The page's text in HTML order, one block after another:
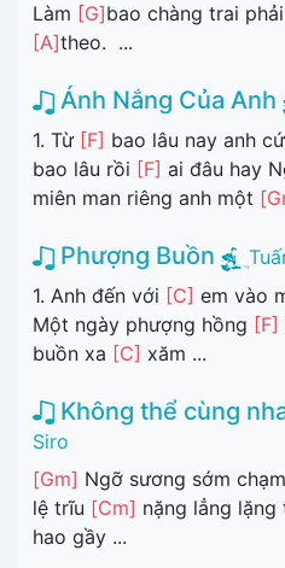
Làm [G]bao chàng trai
[A]theo. ...
Ánh Nắng Của Anh
1. Từ [F] bao lâu nay anh cứ
bao lâu rồi [F] ai đâu hay
miên man riêng anh một
Phượng Buồn
1. Anh đến với [C] em vào
Một ngày phượng hồng [F]
buồn xa [C] xăm ...
Không thể cùng
Siro
[Gm] Ngỡ sương sớm
lệ trĩu [Cm] nặng lẳng lặng
hao gầy ...